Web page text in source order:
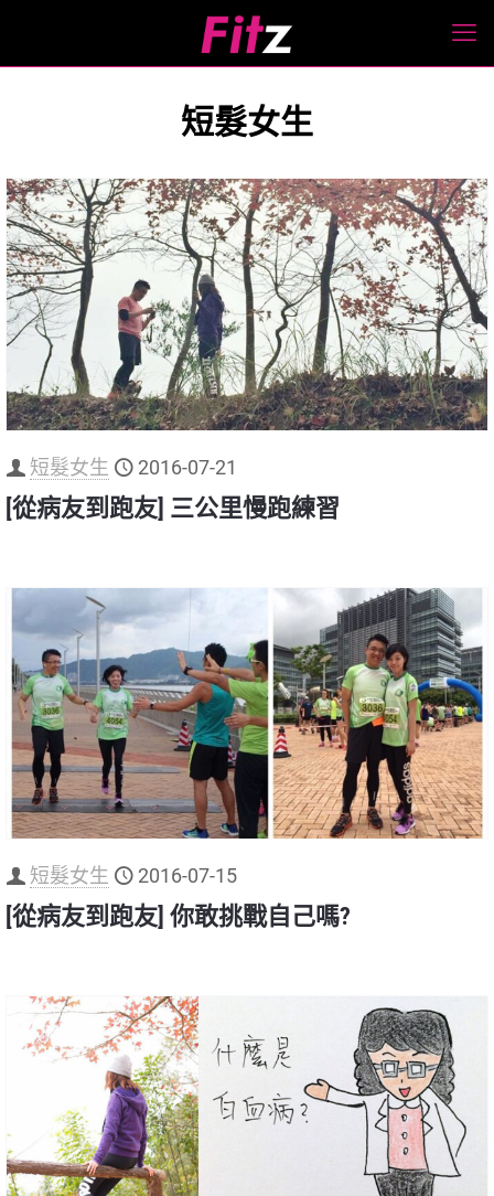
短髮女生
短髮女生 2016-07-21
[從病友到跑友] 三公里慢跑練習
短髮女生 2016-07-15
[從病友到跑友] 你敢挑戰自己嗎?